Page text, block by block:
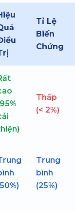
Tỉ Lệ
Biến
Chứng
Thấp
(< 2%)
Trung
bình
(25%)